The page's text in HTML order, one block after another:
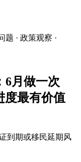
题 · 政策观察 ·
月做一次
度最有价值
到期或移民延期风